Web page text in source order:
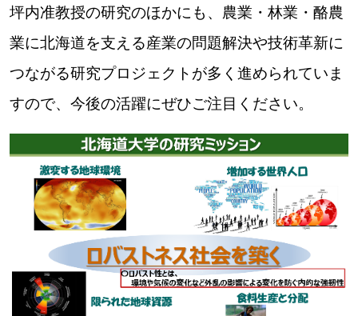
坪内准教授の研究のほかにも、農業・林業・酪農
業に北海道を支える産業の問題解決や技術革新に
つながる研究プロジェクトが多く進められていま
すので、今後の活躍にぜひご注目ください。